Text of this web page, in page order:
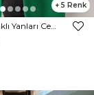
5
Belden Kuşaklı Yanları Cep Detaylı Stefan Kadın Yeşil Kaşe Kaban 23K000118